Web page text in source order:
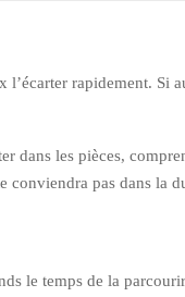
rapidement. Si
dans les pièces,
conviendra pas dans la
le temps de la